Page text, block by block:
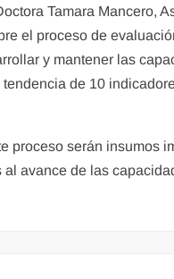
Tamara Mancero,
el proceso de
y mantener las
de 10
proceso serán insumos
avance de las